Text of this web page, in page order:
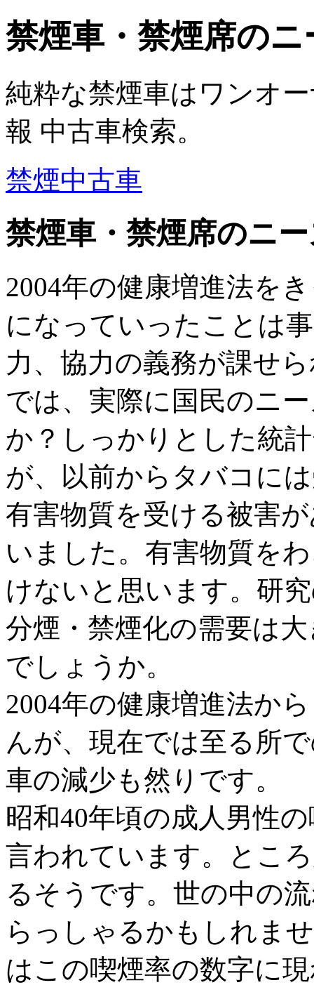
禁煙車・禁煙席の
純粋な禁煙車はワンオ
報 中古車検索。
禁煙中古車
禁煙車・禁煙席のニ
2004年の健康増進法を
になっていったことは
力、協力の義務が課せ
では、実際に国民のニ
か？しっかりとした統
が、以前からタバコに
有害物質を受ける被害
いました。有害物質を
けないと思います。研
分煙・禁煙化の需要は
でしょうか。
2004年の健康増進法か
んが、現在では至る所
車の減少も然りです。
昭和40年頃の成人男性
言われています。とこ
るそうです。世の中の
らっしゃるかもしれま
はこの喫煙率の数字に